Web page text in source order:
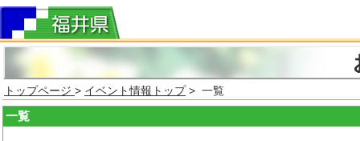
トップページ > イベント情報トップ> 一覧
一覧